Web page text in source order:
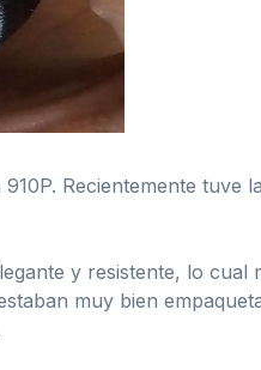
Recientemente tuve
y resistente, lo cual
muy bien